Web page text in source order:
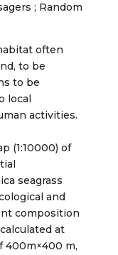
; Random
often
to be
to be
local
activities.
(1:10000) of
seagrass
and
composition
at
400m×400 m,